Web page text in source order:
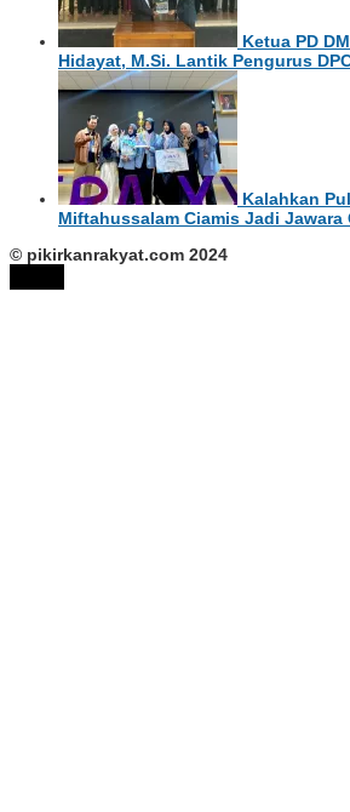
Ketua PD
Hidayat, M.Si. Lantik Pengurus
Kalahkan
Miftahussalam Ciamis Jadi
© pikirkanrakyat.com 2024